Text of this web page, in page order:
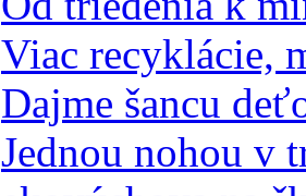
Viac recyklácie,
Dajme šancu
Jednou nohou v